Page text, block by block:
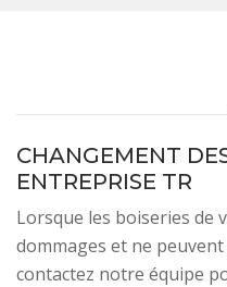
CHANGEMENT
ENTREPRISE TR
Lorsque les boiseries de
dommages et ne
contactez notre équipe